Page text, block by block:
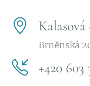
Brněnská
+420 603